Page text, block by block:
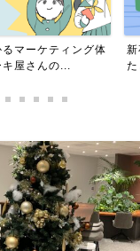
者が仕事に役立っ
で学べる...